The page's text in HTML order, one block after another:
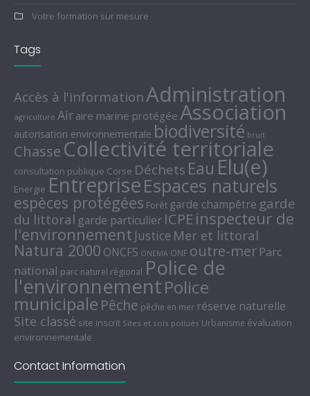
Votre formation sur mesure
Tags
Accès à l'informationAdministration
agriculture Air aire marine protégée Association
autorisation environnementale biodiversité bruit
Chasse Collectivité territoriale
consultation publique Corse Déchets Eau Elu(e)
Energie EntrepriseEspaces naturels
espèces protégées Forêt garde champêtre garde
du littoral garde particulier ICPE inspecteur de
l'environnement Justice Mer et littoral
Natura 2000 ONCFS ONEMA ONF outre-mer Parc
national parc naturel régional Police de
l'environnementPolice
municipale Pêche pêche en mer réserve naturelle
Site classé site inscrit Sites et sols pollués Urbanisme évaluation
environnementale
Contact Information